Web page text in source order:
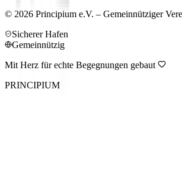
© 2026 Principium e.V. – Gemeinnütziger
Sicherer Hafen
Gemeinnützig
Mit Herz für echte Begegnungen gebaut
PRINCIPIUM